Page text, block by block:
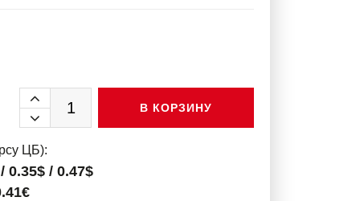
В КОРЗИНУ
ЦБ):
0.35$ / 0.47$